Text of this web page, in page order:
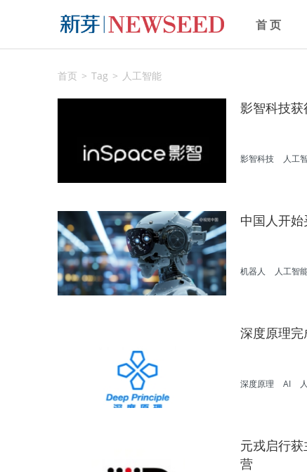
首 页
首页 Tag 人工智能
影智科技
影智科技 人工
中国人开
机器人 人工智
深度原理
深度原理 AI
元戎启行
营